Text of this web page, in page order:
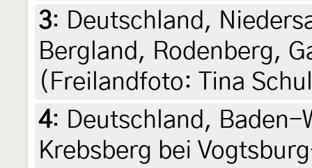
3: Deutschland,
Bergland, Rodenberg,
(Freilandfoto: Tina
4: Deutschland,
Krebsberg bei